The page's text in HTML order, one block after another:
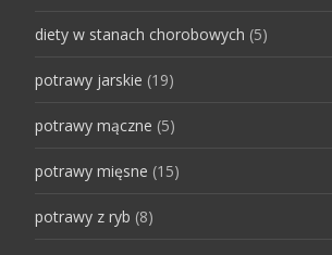
diety w stanach chorobowych (5)
potrawy jarskie (19)
potrawy mączne (5)
potrawy mięsne (15)
potrawy z ryb (8)